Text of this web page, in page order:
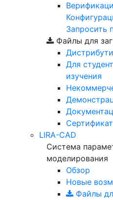
Запросить
Файлы для
Для
изучения
LIRA-CAD
Система
моделирования
Обзор
Новые
Файлы